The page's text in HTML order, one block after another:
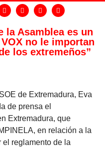
la Asamblea es un
no le importan
los extremeños”
de Extremadura, Eva
de prensa el
Extremadura, que
en relación a la
el reglamento de la